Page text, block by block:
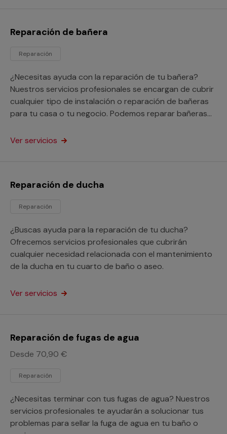
Reparación de bañera
Reparación
¿Necesitas ayuda con la reparación de tu bañera?
Nuestros servicios profesionales se encargan de cubrir
cualquier tipo de instalación o reparación de bañeras
para tu casa o tu negocio. Podemos reparar bañeras
los agujeros y fugas que tenga.
Ver servicios
Reparación de ducha
Reparación
¿Buscas ayuda para la reparación de tu ducha?
Ofrecemos servicios profesionales que cubrirán
cualquier necesidad relacionada con el mantenimiento
de la ducha en tu cuarto de baño o aseo.
Ver servicios
Reparación de fugas de agua
Desde 70,90 €
Reparación
¿Necesitas terminar con tus fugas de agua? Nuestros
servicios profesionales te ayudarán a solucionar tus
problemas para sellar la fuga de agua en tu baño o